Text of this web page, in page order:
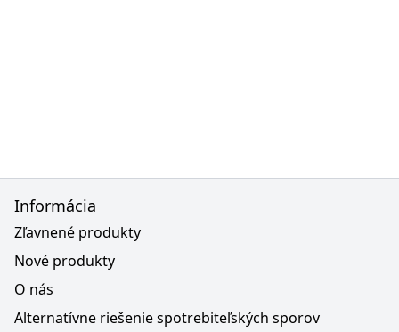
Informácia
Zľavnené produkty
Nové produkty
O nás
Alternatívne riešenie spotrebiteľských sporov